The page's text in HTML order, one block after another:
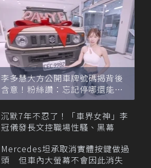
李多慧大方公開車牌號碼揭背後
含意！粉絲讚：忘記停哪還能幫
忙找車
沉默7年不忍了！「車界女神」李
冠儀發長文控職場性騷、黑幕
Mercedes坦承取消實體按鍵做過
頭 但車內大螢幕不會因此消失